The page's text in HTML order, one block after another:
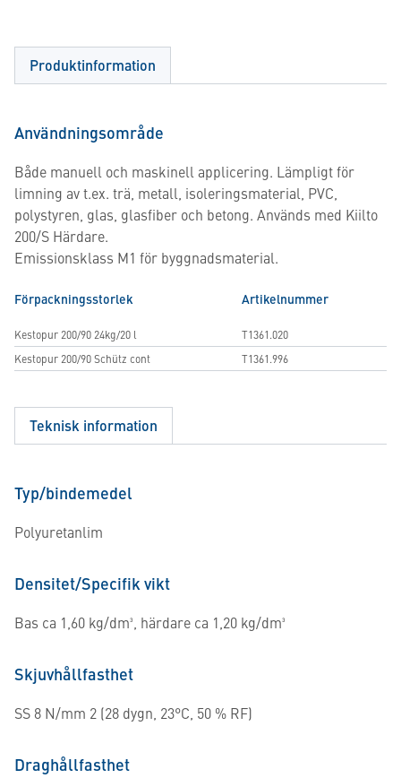
Produktinformation
Användningsområde
Både manuell och maskinell applicering. Lämpligt för
limning av t.ex. trä, metall, isoleringsmaterial, PVC,
polystyren, glas, glasfiber och betong. Används med Kiilto
200/S Härdare.
Emissionsklass M1 för byggnadsmaterial.
Förpackningsstorlek Artikelnummer
Kestopur 200/90 24kg/20 l
T1361.020
Kestopur 200/90 Schütz cont
T1361.996
Teknisk information
Typ/bindemedel
Polyuretanlim
Densitet/Specifik vikt
Bas ca 1,60 kg/dm³, härdare ca 1,20 kg/dm³
Skjuvhållfasthet
SS 8 N/mm 2 (28 dygn, 23°C, 50 % RF)
Draghållfasthet